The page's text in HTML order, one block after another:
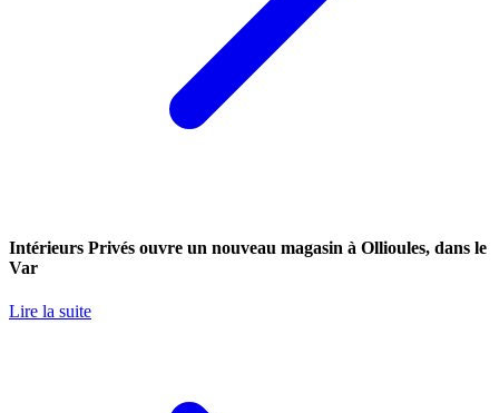
Intérieurs Privés ouvre un nouveau magasin à Ollioules, dans le
Var
Lire la suite